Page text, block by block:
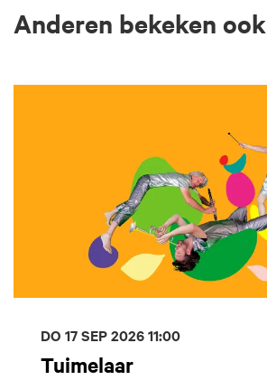
Anderen bekeken ook
Tuimelaar
DO 17 SEP 202611:00